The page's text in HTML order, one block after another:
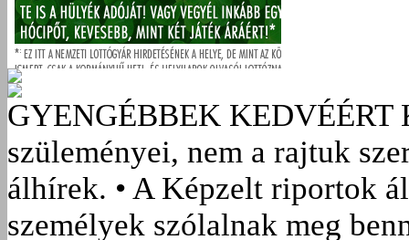
GYENGÉBBEK KEDVÉÉRT
szüleményei, nem a rajtuk
álhírek. • A Képzelt riportok
személyek szólalnak meg